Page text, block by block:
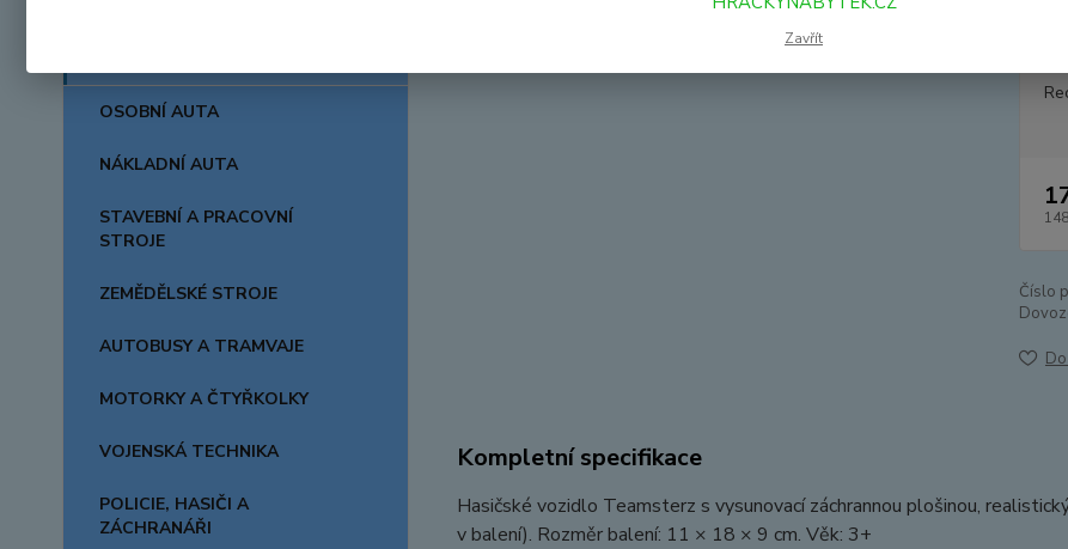
OSOBNÍ AUTA
NÁKLADNÍ AUTA
STAVEBNÍ A PRACOVNÍ
STROJE
ZEMĚDĚLSKÉ STROJE
AUTOBUSY A TRAMVAJE
MOTORKY A ČTYŘKOLKY
VOJENSKÁ TECHNIKA
POLICIE, HASIČI A
ZÁCHRANÁŘI
Číslo
Kompletní specifikace
Hasičské vozidlo Teamsterz s vysunovací záchrannou plošinou,
v balení). Rozměr balení: 11 × 18 × 9 cm. Věk: 3+
Zavřít